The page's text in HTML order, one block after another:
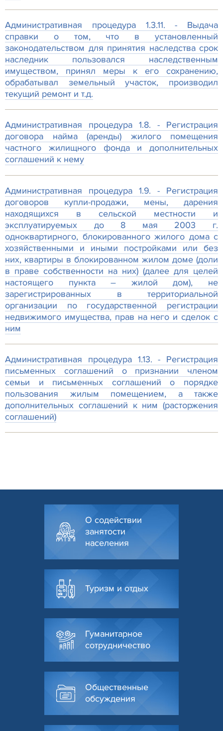
Административная процедура 1.3.11. - Выдача
справки о том, что в установленный
законодательством для принятия наследства срок
наследник пользовался наследственным
имуществом, принял меры к его сохранению,
обрабатывал земельный участок, производил
текущий ремонт и т.д.
Административная процедура 1.8. - Регистрация
договора найма (аренды) жилого помещения
частного жилищного фонда и дополнительных
соглашений к нему
Административная процедура 1.9. - Регистрация
договоров купли-продажи, мены, дарения
находящихся в сельской местности и
эксплуатируемых до 8 мая 2003 г.
одноквартирного, блокированного жилого дома с
хозяйственными и иными постройками или без
них, квартиры в блокированном жилом доме (доли
в праве собственности на них) (далее для целей
настоящего пункта – жилой дом), не
зарегистрированных в территориальной
организации по государственной регистрации
недвижимого имущества, прав на него и сделок с
ним
Административная процедура 1.13. - Регистрация
письменных соглашений о признании членом
семьи и письменных соглашений о порядке
пользования жилым помещением, а также
дополнительных соглашений к ним (расторжения
соглашений)
О содействии
занятости
населения
Туризм и отдых
Гуманитарное
сотрудничество
Общественные
обсуждения